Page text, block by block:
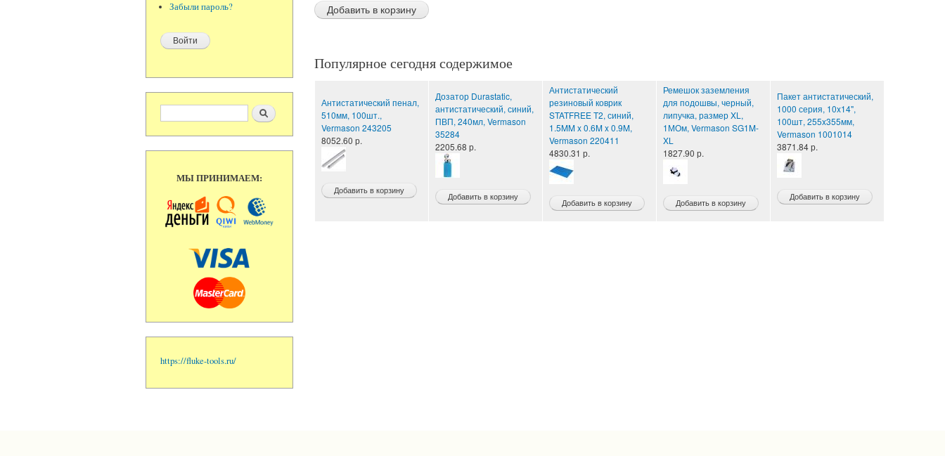
Забыли пароль?
Форма поиска Поиск
МЫ ПРИНИМАЕМ:
https://fluke-tools.ru/
Популярное сегодня содержимое
Антистатический пенал,
510мм, 100шт.,
Vermason 243205
8052.60 р.
Дозатор Durastatic,
антистатический, синий,
ПВП, 240мл, Vermason
35284
2205.68 р.
Антистатический
резиновый коврик
STATFREE T2, синий,
1.5MM x 0.6M x 0.9M,
Vermason 220411
4830.31 р.
Ремешок заземления
для подошвы, черный,
липучка, размер XL,
1МОм, Vermason SG1M-
XL
1827.90 р.
Пакет антистатический,
1000 серия, 10x14",
100шт, 255x355мм,
Vermason 1001014
3871.84 р.